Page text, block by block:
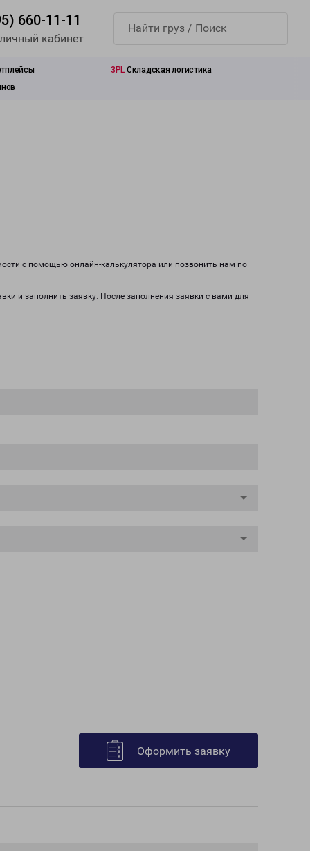
660-11-11
кабинет
3PL Складская логистика
с помощью онлайн-калькулятора или позвонить нам по
и заполнить заявку. После заполнения заявки с вами для
Оформить заявку